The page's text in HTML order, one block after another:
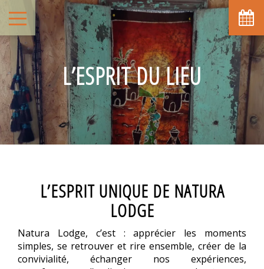
L’ESPRIT DU LIEU
L’ESPRIT UNIQUE DE NATURA
LODGE
Natura Lodge, c’est : apprécier les moments
simples, se retrouver et rire ensemble, créer de la
convivialité, échanger nos expériences,